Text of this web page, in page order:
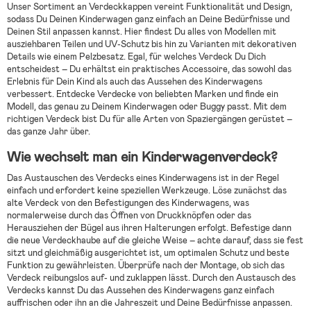
Unser Sortiment an Verdeckkappen vereint Funktionalität und Design,
sodass Du Deinen Kinderwagen ganz einfach an Deine Bedürfnisse und
Deinen Stil anpassen kannst. Hier findest Du alles von Modellen mit
ausziehbaren Teilen und UV-Schutz bis hin zu Varianten mit dekorativen
Details wie einem Pelzbesatz. Egal, für welches Verdeck Du Dich
entscheidest – Du erhältst ein praktisches Accessoire, das sowohl das
Erlebnis für Dein Kind als auch das Aussehen des Kinderwagens
verbessert. Entdecke Verdecke von beliebten Marken und finde ein
Modell, das genau zu Deinem Kinderwagen oder Buggy passt. Mit dem
richtigen Verdeck bist Du für alle Arten von Spaziergängen gerüstet –
das ganze Jahr über.
Wie wechselt man ein Kinderwagenverdeck?
Das Austauschen des Verdecks eines Kinderwagens ist in der Regel
einfach und erfordert keine speziellen Werkzeuge. Löse zunächst das
alte Verdeck von den Befestigungen des Kinderwagens, was
normalerweise durch das Öffnen von Druckknöpfen oder das
Herausziehen der Bügel aus ihren Halterungen erfolgt. Befestige dann
die neue Verdeckhaube auf die gleiche Weise – achte darauf, dass sie fest
sitzt und gleichmäßig ausgerichtet ist, um optimalen Schutz und beste
Funktion zu gewährleisten. Überprüfe nach der Montage, ob sich das
Verdeck reibungslos auf- und zuklappen lässt. Durch den Austausch des
Verdecks kannst Du das Aussehen des Kinderwagens ganz einfach
auffrischen oder ihn an die Jahreszeit und Deine Bedürfnisse anpassen.